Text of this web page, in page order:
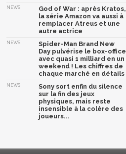
NEWS
God of War : après Kratos,
la série Amazon va aussi à
remplacer Atreus et une
autre actrice
NEWS
Spider-Man Brand New
Day pulvérise le box-office
avec quasi 1 milliard en un
weekend ! Les chiffres de
chaque marché en détails
NEWS
Sony sort enfin du silence
sur la fin des jeux
physiques, mais reste
insensible à la colère des
joueurs...